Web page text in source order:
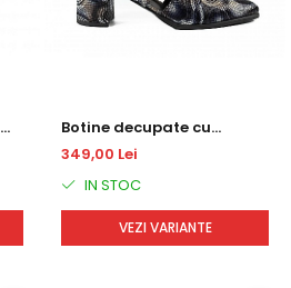
Botine decupate cu
accesorii metalice
349,00 Lei
IN STOC
VEZI VARIANTE